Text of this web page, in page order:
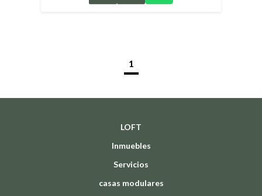
1
LOFT
Inmuebles
Servicios
casas modulares